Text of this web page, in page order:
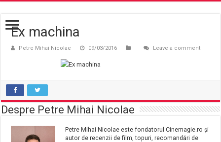
Ex machina
Petre Mihai Nicolae 09/03/2016 Leave a comment
Despre Petre Mihai Nicolae
Petre Mihai Nicolae este fondatorul Cinemagie.ro și
autor de recenzii de film, topuri, recomandări de